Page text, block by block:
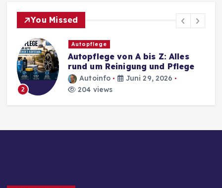
You Missed
2
Autopflege
Autopflege von A bis Z: Alles
rund um Reinigung und Pflege
Autoinfo
Juni 29, 2026
204 views